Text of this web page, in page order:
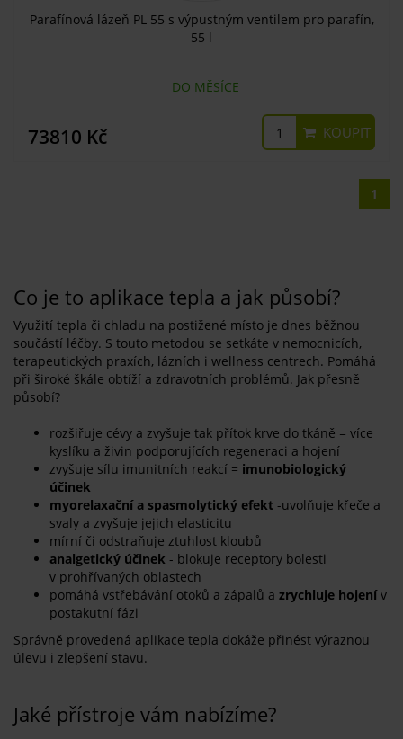
Parafínová lázeň PL 55 s výpustným ventilem pro parafín,
55 l
DO MĚSÍCE
73810 Kč KOUPIT
1
Co je to aplikace tepla a jak působí?
Využití tepla či chladu na postižené místo je dnes běžnou
součástí léčby. S touto metodou se setkáte v nemocnicích,
terapeutických praxích, lázních i wellness centrech. Pomáhá
při široké škále obtíží a zdravotních problémů. Jak přesně
působí?
rozšiřuje cévy a zvyšuje tak přítok krve do tkáně = více
kyslíku a živin podporujících regeneraci a hojení
zvyšuje sílu imunitních reakcí = imunobiologický
účinek
myorelaxační a spasmolytický efekt -uvolňuje křeče a
svaly a zvyšuje jejich elasticitu
mírní či odstraňuje ztuhlost kloubů
analgetický účinek - blokuje receptory bolesti
v prohřívaných oblastech
pomáhá vstřebávání otoků a zápalů a zrychluje hojenív
postakutní fázi
Správně provedená aplikace tepla dokáže přinést výraznou
úlevu i zlepšení stavu.
Jaké přístroje vám nabízíme?